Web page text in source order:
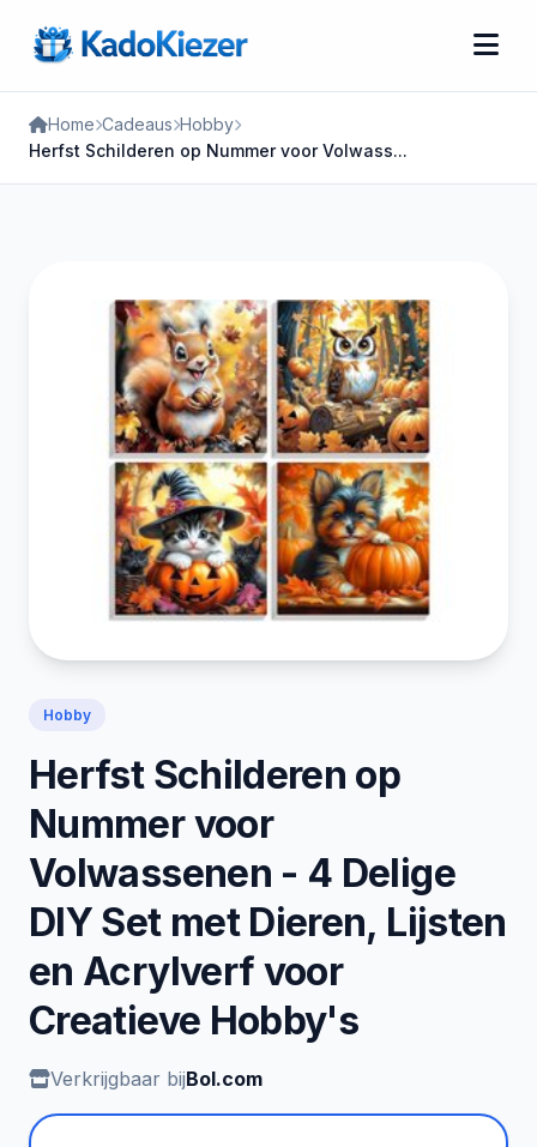
Home Cadeaus Hobby
Herfst Schilderen op Nummer voor Volwass...
Hobby
Herfst Schilderen op
Nummer voor
Volwassenen - 4 Delige
DIY Set met Dieren, Lijsten
en Acrylverf voor
Creatieve Hobby's
Verkrijgbaar bijBol.com